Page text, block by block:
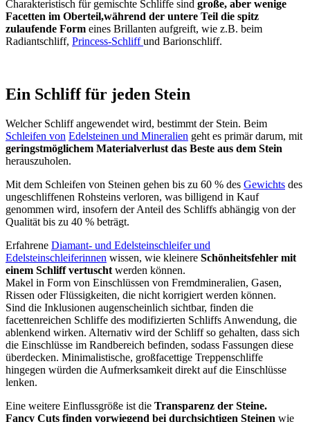
Charakteristisch für gemischte Schliffe sind große, aber wenige
Facetten im Oberteil,während der untere Teil die spitz
zulaufende Form eines Brillanten aufgreift, wie z.B. beim
Radiantschliff, Princess-Schliffund Barionschliff.
Ein Schliff für jeden Stein
Welcher Schliff angewendet wird, bestimmt der Stein. Beim
Schleifen von Edelsteinen und Mineralien geht es primär darum, mit
geringstmöglichem Materialverlust das Beste aus dem Stein
herauszuholen.
Mit dem Schleifen von Steinen gehen bis zu 60 % des Gewichts des
ungeschliffenen Rohsteins verloren, was billigend in Kauf
genommen wird, insofern der Anteil des Schliffs abhängig von der
Qualität bis zu 40 % beträgt.
Erfahrene Diamant- und Edelsteinschleifer und
Edelsteinschleiferinnen wissen, wie kleinere Schönheitsfehler mit
einem Schliff vertuscht werden können.
Makel in Form von Einschlüssen von Fremdmineralien, Gasen,
Rissen oder Flüssigkeiten, die nicht korrigiert werden können.
Sind die Inklusionen augenscheinlich sichtbar, finden die
facettenreichen Schliffe des modifizierten Schliffs Anwendung, die
ablenkend wirken. Alternativ wird der Schliff so gehalten, dass sich
die Einschlüsse im Randbereich befinden, sodass Fassungen diese
überdecken. Minimalistische, großfacettige Treppenschliffe
hingegen würden die Aufmerksamkeit direkt auf die Einschlüsse
lenken.
Eine weitere Einflussgröße ist die Transparenz der Steine.
Fancy Cuts finden vorwiegend bei durchsichtigen Steinen wie